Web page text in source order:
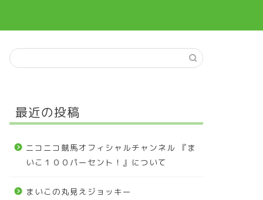
最近の投稿
ニコニコ競馬オフィシャルチャンネル 『ま
いこ１００パーセント！』について
まいこの丸見えジョッキー